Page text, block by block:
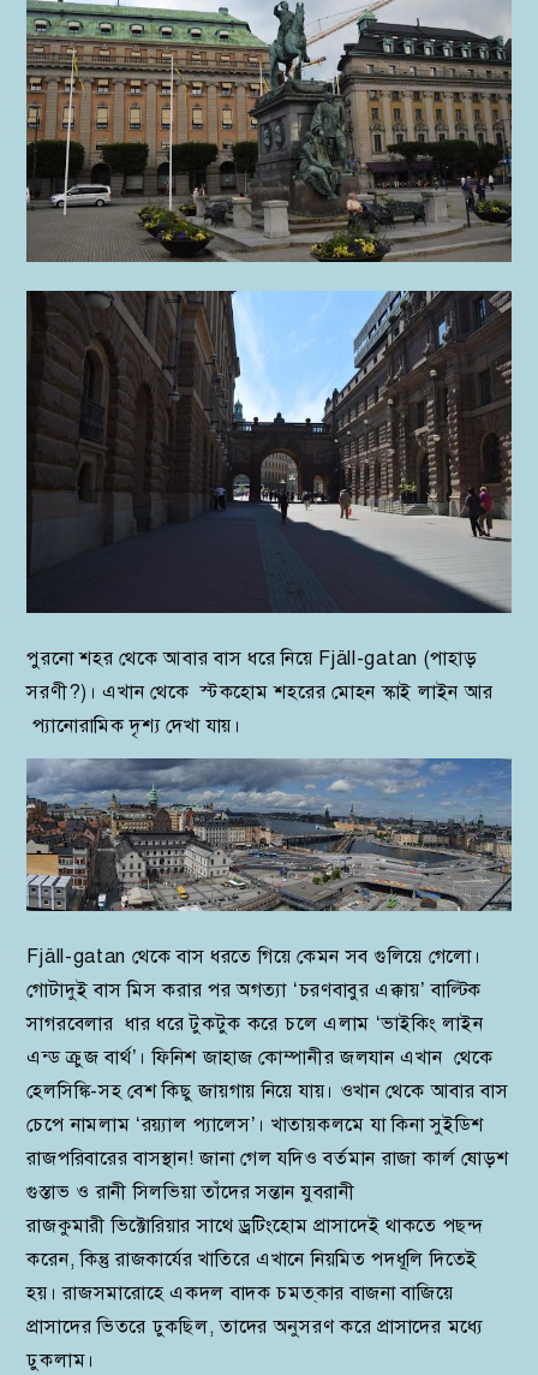
পুরনো শহর থেকে আবার বাস ধরে নিয়ে Fjäll-gatan (পাহাড়
সরণী?)। এখান থেকে স্টকহোম শহরের মোহন স্কাই লাইন আর
প্যানোরামিক দৃশ্য দেখা যায়।
Fjäll-gatan থেকে বাস ধরতে গিয়ে কেমন সব গুলিয়ে গেলো।
গোটাদুই বাস মিস করার পর অগত্যা ‘চরণবাবুর এক্কায়’ বাল্টিক
সাগরবেলার ধার ধরে টুকটুক করে চলে এলাম ‘ভাইকিং লাইন
এন্ড ক্রুজ বার্থ’। ফিনিশ জাহাজ কোম্পানীর জলযান এখান থেকে
হেলসিঙ্কি-সহ বেশ কিছু জায়গায় নিয়ে যায়। ওখান থেকে আবার বাস
চেপে নামলাম ‘রয়্যাল প্যালেস’। খাতায়কলমে যা কিনা সুইডিশ
রাজপরিবারের বাসস্থান! জানা গেল যদিও বর্তমান রাজা কার্ল ষোড়শ
গুস্তাভ ও রানী সিলভিয়া তাঁদের সন্তান যুবরানী
রাজকুমারী ভিক্টোরিয়ার সাথে ড্রটিংহোম প্রাসাদেই থাকতে পছন্দ
করেন, কিন্তু রাজকার্যের খাতিরে এখানে নিয়মিত পদধূলি দিতেই
হয়। রাজসমারোহে একদল বাদক চমত্‌কার বাজনা বাজিয়ে
প্রাসাদের ভিতরে ঢুকছিল, তাদের অনুসরণ করে প্রাসাদের মধ্যে
ঢুকলাম।